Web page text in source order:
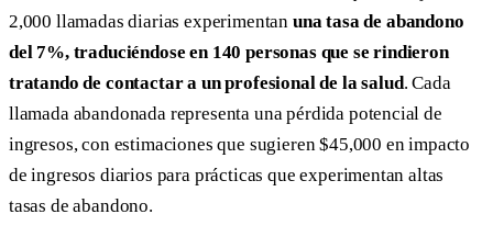
2,000 llamadas diarias experimentan una tasa de abandono
del 7%, traduciéndose en 140 personas que se rindieron
tratando de contactar a un profesional de la salud. Cada
llamada abandonada representa una pérdida potencial de
ingresos, con estimaciones que sugieren $45,000 en impacto
de ingresos diarios para prácticas que experimentan altas
tasas de abandono.